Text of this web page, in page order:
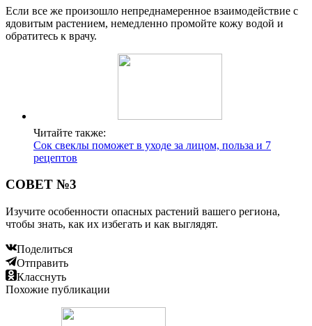
Если все же произошло непреднамеренное взаимодействие с
ядовитым растением, немедленно промойте кожу водой и
обратитесь к врачу.
Читайте также:
Сок свеклы поможет в уходе за лицом, польза и 7
рецептов
СОВЕТ №3
Изучите особенности опасных растений вашего региона,
чтобы знать, как их избегать и как выглядят.
Поделиться
Отправить
Класснуть
Похожие публикации